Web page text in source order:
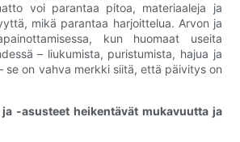
voi parantaa pitoa, materiaaleja ja
mikä parantaa harjoittelua. Arvon ja
kun huomaat useita
– liukumista, puristumista, hajua ja
se on vahva merkki siitä, että päivitys on
-asusteet heikentävät mukavuutta ja